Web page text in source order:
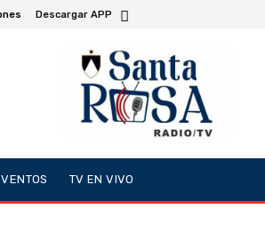
Descargar APP
TV EN VIVO